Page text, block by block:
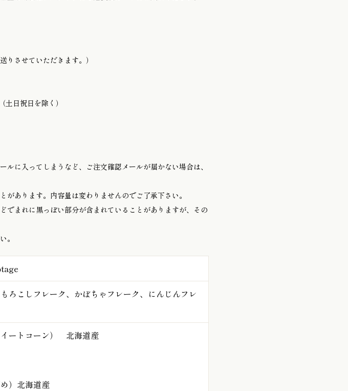
りさせていただきます。）
日祝日を除く）
に入ってしまうなど、ご注文確認メールが届かない場合は、
あります。内容量は変わりませんのでご了承下さい。
まれに黒っぽい部分が含まれていることがありますが、その
。
ろこしフレーク、かぼちゃフレーク、にんじんフレ
イートコーン） 北海道産
）北海道産